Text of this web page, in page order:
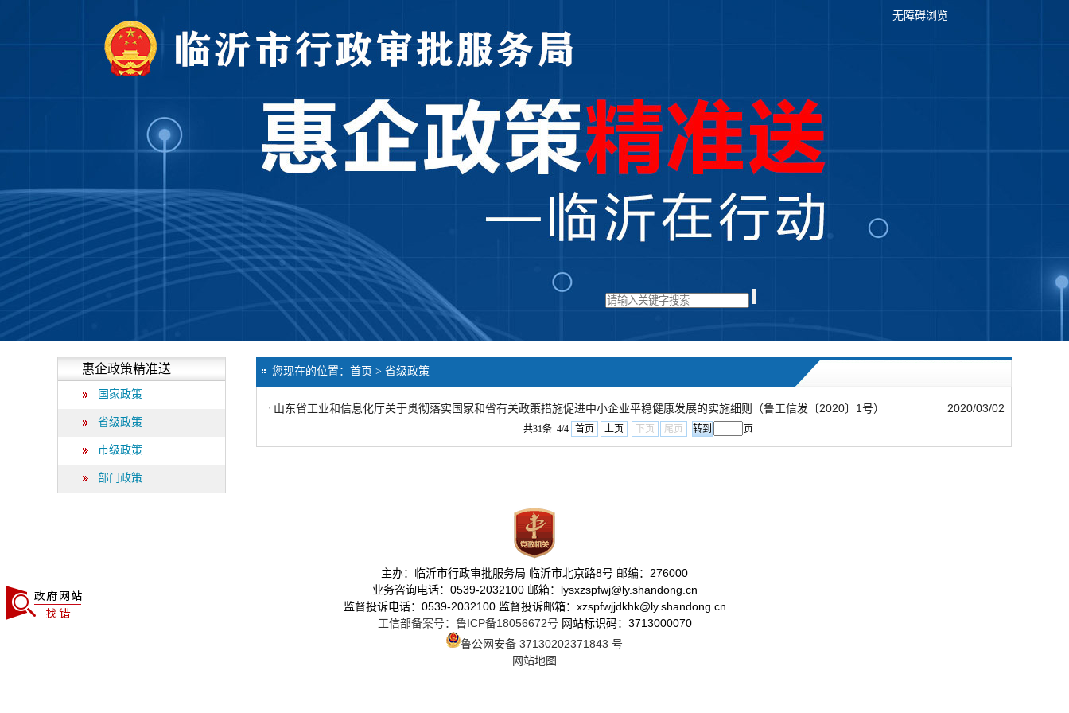
无障碍浏览
惠企政策精准送
国家政策
省级政策
市级政策
部门政策
您现在的位置： 首页 > 省级政策
· 山东省工业和信息化厅关于贯彻落实国家和省有关政策措施促进中小企业平稳健康发展的实施细则（鲁工信发〔2020〕1号） 2020/03/02
共31条 4/4 首页 上页 下页 尾页 页
主办：临沂市行政审批服务局 临沂市北京路8号 邮编：276000
业务咨询电话：0539-2032100 邮箱：lysxzspfwj@ly.shandong.cn
监督投诉电话：0539-2032100 监督投诉邮箱：xzspfwjjdkhk@ly.shandong.cn
工信部备案号：鲁ICP备18056672号 网站标识码：3713000070
鲁公网安备 37130202371843 号
网站地图